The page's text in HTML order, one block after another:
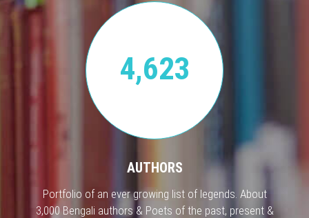
4,623
AUTHORS
Portfolio of an ever growing list of legends. About
3,000 Bengali authors & Poets of the past, present &